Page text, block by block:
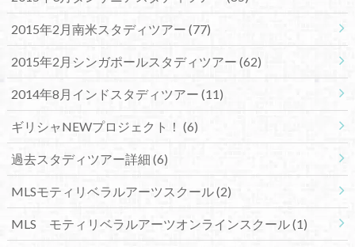
2015年2月南米スタディツアー (77)
2015年2月シンガポールスタディツアー (62)
2014年8月インドスタディツアー (11)
ギリシャNEWプロジェクト！ (6)
過去スタディツアー詳細 (6)
MLSモティリベラルアーツスクール(2)
MLS モティリベラルアーツオンラインスクール(1)